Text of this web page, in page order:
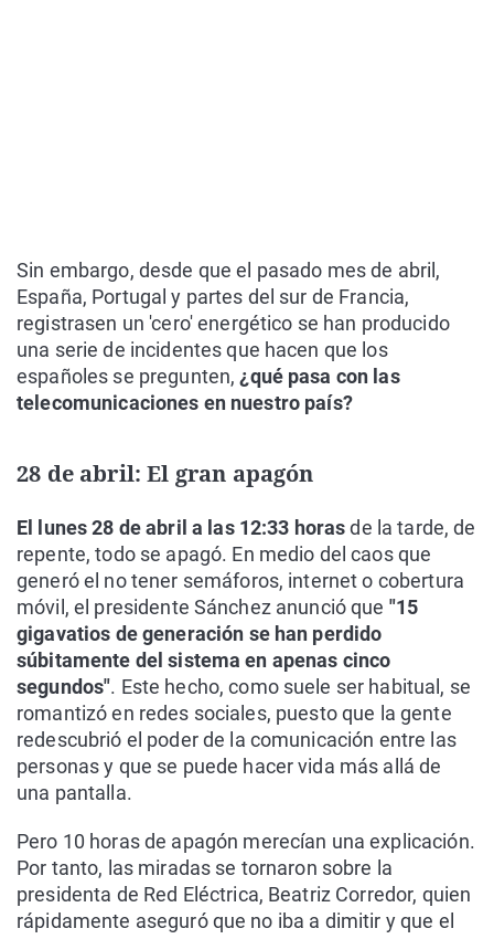
Sin embargo, desde que el pasado mes de abril,
España, Portugal y partes del sur de Francia,
registrasen un 'cero' energético se han producido
una serie de incidentes que hacen que los
españoles se pregunten,¿qué pasa con las
telecomunicaciones en nuestro país?
28 de abril: El gran apagón
El lunes 28 de abril a las 12:33 horasde la tarde, de
repente, todo se apagó. En medio del caos que
generó el no tener semáforos, internet o cobertura
móvil, el presidente Sánchez anunció que "15
gigavatios de generación se han perdido
súbitamente del sistema en apenas cinco
segundos". Este hecho, como suele ser habitual, se
romantizó en redes sociales, puesto que la gente
redescubrió el poder de la comunicación entre las
personas y que se puede hacer vida más allá de
una pantalla.
Pero 10 horas de apagón merecían una explicación.
Por tanto, las miradas se tornaron sobre la
presidenta de Red Eléctrica, Beatriz Corredor, quien
rápidamente aseguró que no iba a dimitir y que el